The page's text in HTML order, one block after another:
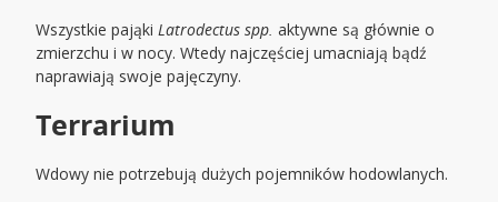
Wszystkie pająkiLatrodectus spp. aktywne są głównie o
zmierzchu i w nocy. Wtedy najczęściej umacniają bądź
naprawiają swoje pajęczyny.
Terrarium
Wdowy nie potrzebują dużych pojemników hodowlanych.